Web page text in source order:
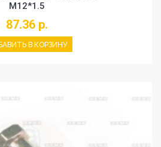
M12*1.5
87.36 р.
В КОРЗИНУ